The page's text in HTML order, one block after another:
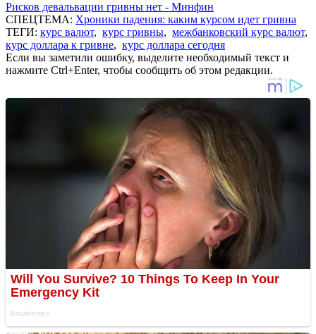
Рисков девальвации гривны нет - Минфин
СПЕЦТЕМА: Хроники падения: каким курсом идет гривна
ТЕГИ: курс валют, курс гривны, межбанковский курс валют,
курс доллара к гривне, курс доллара сегодня
Если вы заметили ошибку, выделите необходимый текст и
нажмите Ctrl+Enter, чтобы сообщить об этом редакции.